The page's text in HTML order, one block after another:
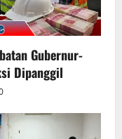
Gubernur-
Dipanggil